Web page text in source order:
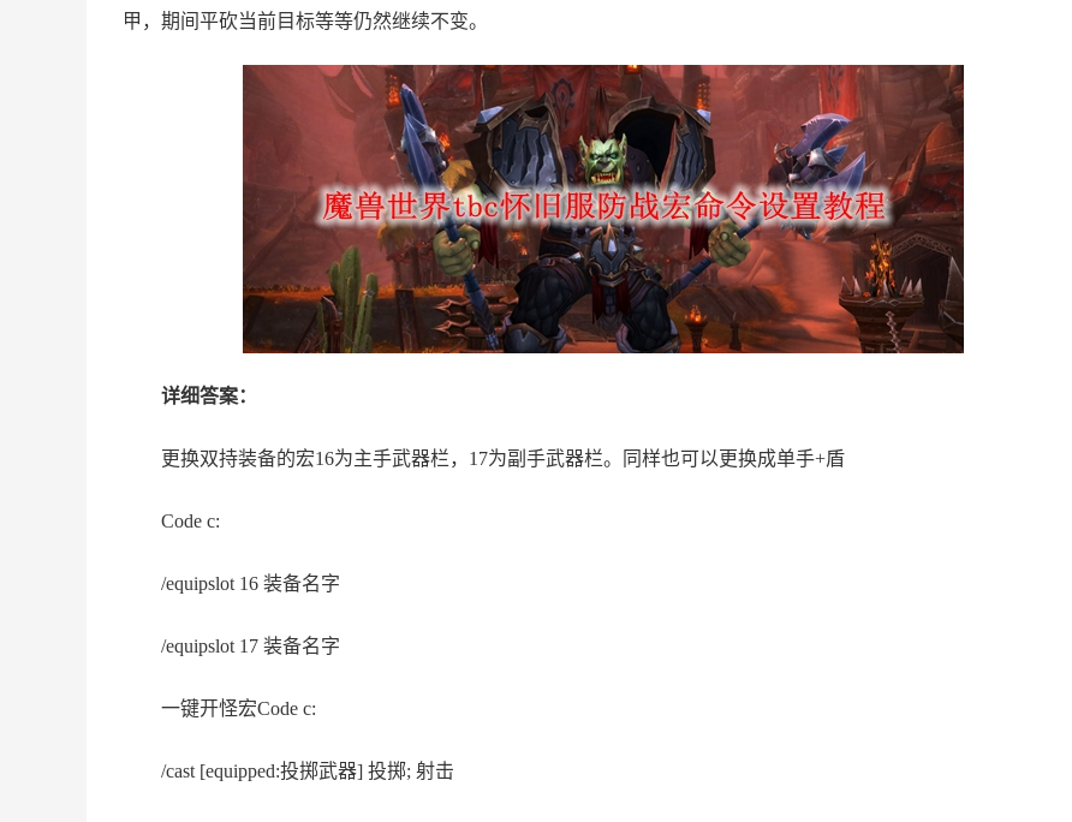
甲，期间平砍当前目标等等仍然继续不变。
详细答案：
更换双持装备的宏16为主手武器栏，17为副手武器栏。同样也可以更换成单手+盾
Code c:
/equipslot 16 装备名字
/equipslot 17 装备名字
一键开怪宏Code c:
/cast [equipped:投掷武器] 投掷; 射击